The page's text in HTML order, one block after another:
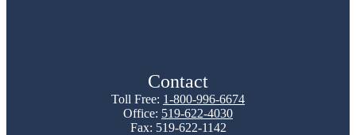
Contact
Toll Free: 1-800-996-6674
Office: 519-622-4030
Fax: 519-622-1142